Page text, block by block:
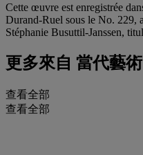
Cette œuvre est enregistrée
Durand-Ruel sous le No. 229,
Stéphanie Busuttil-Janssen,
更多來自 當代藝
查看全部
查看全部